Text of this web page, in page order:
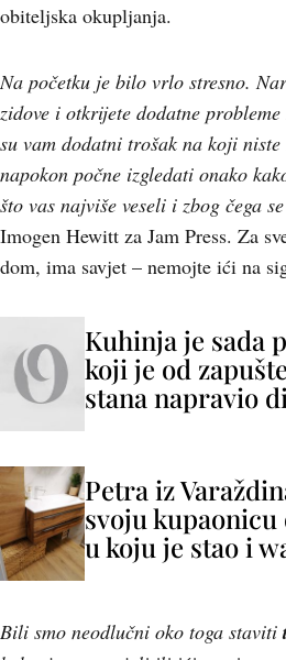
obiteljska okupljanja.
Na početku je bilo vrlo stresno.
zidove i otkrijete dodatne
su vam dodatni trošak na koji
napokon počne izgledati onako
što vas najviše veseli i zbog čega
Imogen Hewitt za Jam Press. Za
dom, ima savjet – nemojte ići na
Kuhinja je sada
koji je od
stana napravio
Petra iz
svoju
u koju je stao i
Bili smo neodlučni oko toga staviti